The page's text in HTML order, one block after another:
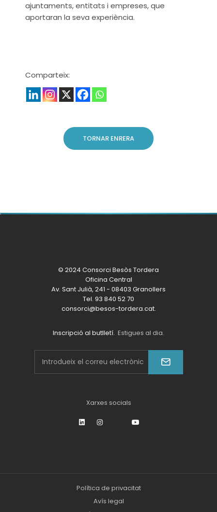
ajuntaments, entitats i empreses, que
aportaran la seva experiència.
Comparteix:
TORNAR ENRERA
© 2024 Consorci Besòs Tordera
Oficina Central
Av. Sant Julià, 241 - 08403 Granollers
Tel. 93 840 52 70
consorci@besos-tordera.cat.
Inscripció al butlletí. Estigues al dia.
Xarxes socials
Política de privacitat
Avís legal